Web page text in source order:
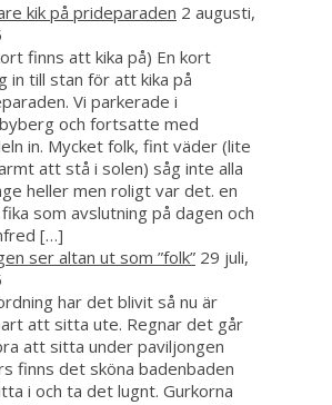
kik på prideparaden 2 augusti,
finns att kika på) En kort
in till stan för att kika på
Vi parkerade i
och fortsatte med
in. Mycket folk, fint väder (lite
att stå i solen) såg inte alla
heller men roligt var det. en
som avslutning på dagen och
[…]
ser altan ut som ”folk” 29 juli,
har det blivit så nu är
att sitta ute. Regnar det går
att sitta under paviljongen
finns det sköna badenbaden
i och ta det lugnt. Gurkorna